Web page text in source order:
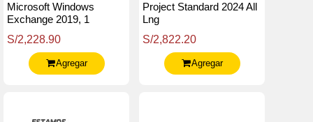
Microsoft Windows
Exchange 2019, 1
Business.
S/2,228.90
Agregar
Project Standard 2024 All
Lng
S/2,822.20
Agregar